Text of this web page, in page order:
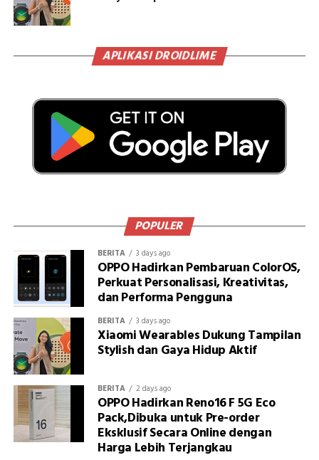
APLIKASI DROIDLIME
POPULER
BERITA 3 days ago
OPPO Hadirkan Pembaruan ColorOS,
Perkuat Personalisasi, Kreativitas,
dan Performa Pengguna
BERITA 3 days ago
Xiaomi Wearables Dukung Tampilan
Stylish dan Gaya Hidup Aktif
BERITA 2 days ago
OPPO Hadirkan Reno16 F 5G Eco
Pack,Dibuka untuk Pre-order
Eksklusif Secara Online dengan
Harga Lebih Terjangkau